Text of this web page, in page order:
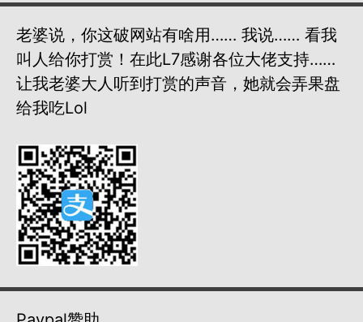
老婆说，你这破网站有啥用…… 我说…… 看我
叫人给你打赏！在此L7感谢各位大佬支持……
让我老婆大人听到打赏的声音，她就会弄果盘
给我吃lol